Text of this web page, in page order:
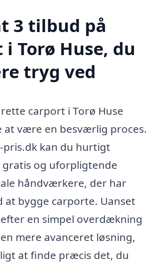
3 tilbud på
Torø Huse, du
tryg ved
carport i Torø Huse
at være en besværlig proces.
pris.dk kan du hurtigt
og uforpligtende
håndværkere, der har
at bygge carporte. Uanset
en simpel overdækning
mere avanceret løsning,
at finde præcis det, du